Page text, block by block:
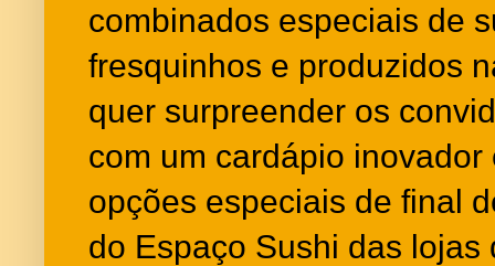
combinados especiais de
fresquinhos e produzidos
quer surpreender os
com um cardápio inovador
opções especiais de final
do Espaço Sushi das lojas